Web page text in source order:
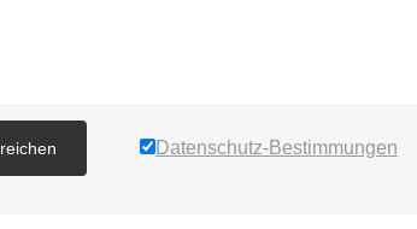
Datenschutz-Bestimmungen